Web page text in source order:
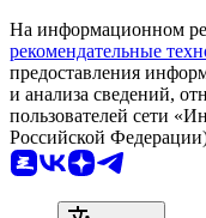
На информационном
рекомендательные
предоставления
и анализа сведений,
пользователей сети
Российской